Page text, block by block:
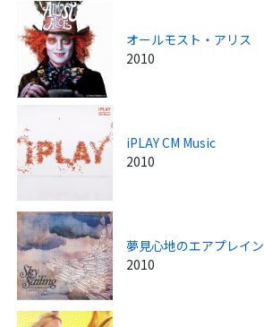
オールモスト・アリス
2010
iPLAY CM Music
2010
夢見心地のエアプレイン
2010